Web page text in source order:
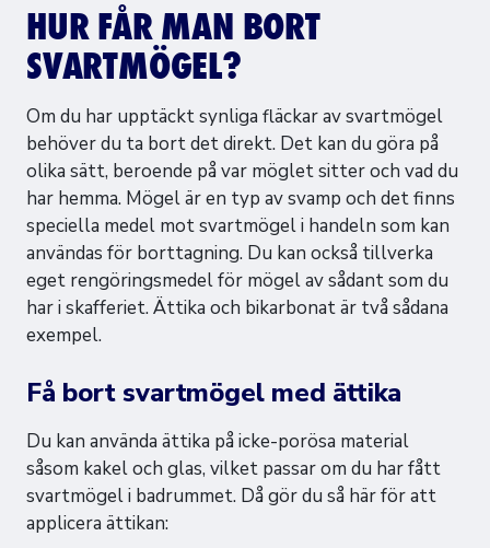
HUR FÅR MAN BORT
SVARTMÖGEL?
Om du har upptäckt synliga fläckar av svartmögel
behöver du ta bort det direkt. Det kan du göra på
olika sätt, beroende på var möglet sitter och vad du
har hemma. Mögel är en typ av svamp och det finns
speciella medel mot svartmögel i handeln som kan
användas för borttagning. Du kan också tillverka
eget rengöringsmedel för mögel av sådant som du
har i skafferiet. Ättika och bikarbonat är två sådana
exempel.
Få bort svartmögel med ättika
Du kan använda ättika på icke-porösa material
såsom kakel och glas, vilket passar om du har fått
svartmögel i badrummet. Då gör du så här för att
applicera ättikan: